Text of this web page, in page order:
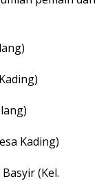
Kading)
(Kel.